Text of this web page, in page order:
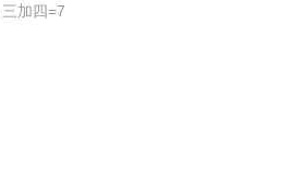
加四=7